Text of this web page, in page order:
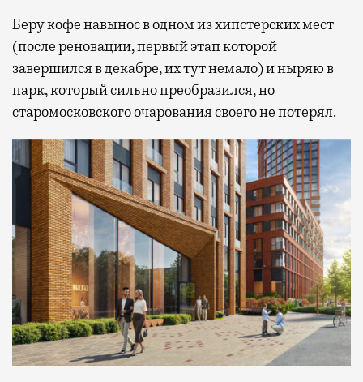
Беру кофе навынос в одном из хипстерских мест
(после реновации, первый этап которой
завершился в декабре, их тут немало) и ныряю в
парк, который сильно преобразился, но
старомосковского очарования своего не потерял.